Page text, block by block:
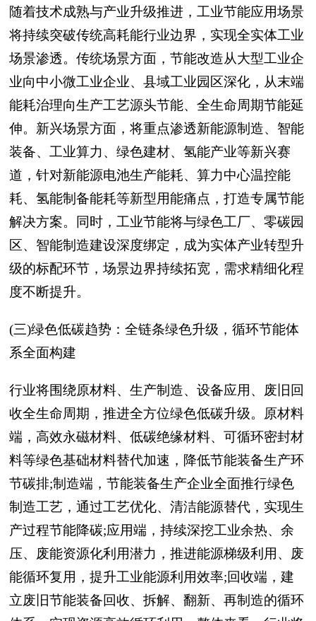
随着技术成熟与产业升级推进，工业节能应用场景
将持续突破传统高耗能行业边界，实现全实体工业
场景渗透。传统场景方面，节能改造从大型工业企
业向中小微工业企业、县域工业园区深化，从末端
能耗治理向生产工艺源头节能、全生命周期节能延
伸。新兴场景方面，将重点渗透新能源制造、智能
装备、工业算力、绿色建材、氢能产业等新兴赛
道，针对新能源电池生产能耗、算力中心温控能
耗、氢能制备能耗等新型用能痛点，打造专属节能
解决方案。同时，工业节能将与绿色工厂、零碳园
区、智能制造建设深度绑定，成为实体产业转型升
级的标配环节，场景边界持续拓宽，需求精细化程
度不断提升。
(三)绿色低碳趋势：全链条绿色升级，循环节能体
系全面构建
行业将围绕原材料、生产制造、设备应用、废旧回
收全生命周期，推进全方位绿色低碳升级。原材料
端，高效永磁材料、低碳绝缘材料、可循环密封材
料等绿色基础材料替代加速，降低节能装备生产环
节碳排;制造端，节能装备生产企业全面推行绿色
制造工艺，通过工艺优化、清洁能源替代，实现生
产过程节能降碳;应用端，持续深挖工业余热、余
压、废能资源化利用潜力，推进能源梯级利用、废
能循环复用，提升工业能源利用效率;回收端，建
立废旧节能装备回收、拆解、翻新、再制造的循环